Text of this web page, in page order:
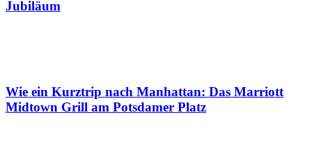
Jubiläum
Wie ein Kurztrip nach Manhattan: Das Marriott
Midtown Grill am Potsdamer Platz